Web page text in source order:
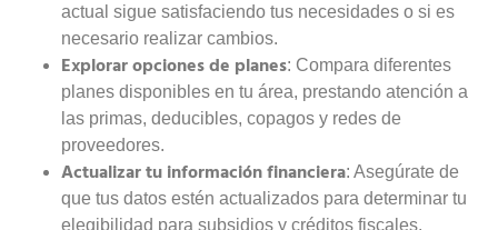
actual sigue satisfaciendo tus necesidades o si es
necesario realizar cambios.
Explorar opciones de planes: Compara diferentes
planes disponibles en tu área, prestando atención a
las primas, deducibles, copagos y redes de
proveedores.
Actualizar tu información financiera: Asegúrate de
que tus datos estén actualizados para determinar tu
elegibilidad para subsidios y créditos fiscales.